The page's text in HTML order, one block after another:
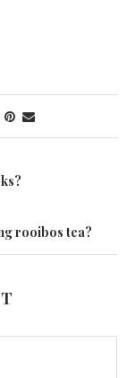
rooibos tea?